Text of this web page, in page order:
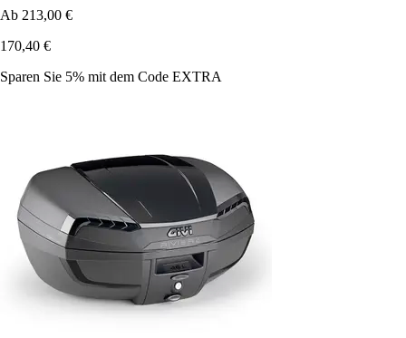
Ab 213,00 €
170,40 €
Sparen Sie 5% mit dem Code EXTRA